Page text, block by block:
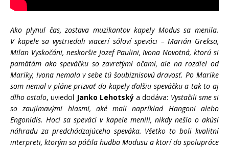
Ako plynul čas, zostava muzikantov kapely Modus sa menila.
V kapele sa vystriedali viacerí sóloví speváci – Marián Greksa,
Milan Vyskočáni, neskoršie Jozef Paulini, Ivona Novotná, ktorú si
pamätám ako speváčku so zavretými očami, ale na rozdiel od
Mariky, Ivona nemala v sebe tú šoubiznisovú dravosť. Po Marike
som nemal v pláne prizvať do kapely ďalšiu speváčku a tak to aj
dlho ostalo, uviedol Janko Lehotskýa dodáva: Vystačili sme si
so zaujímavými hlasmi, aké mali napríklad Hangoni alebo
Engonidis. Hoci sa speváci v kapele menili, nikdy nešlo o akúsi
náhradu za predchádzajúceho speváka. Všetko to boli kvalitní
interpreti, ktorým sa páčila hudba Modusu a ktorí do spolupráce